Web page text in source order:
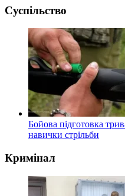
Суспільство
Бойова підготовка
навички стрільби
Кримінал